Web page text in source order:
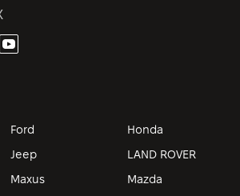
Ford
Honda
Jeep
LAND ROVER
Maxus
Mazda